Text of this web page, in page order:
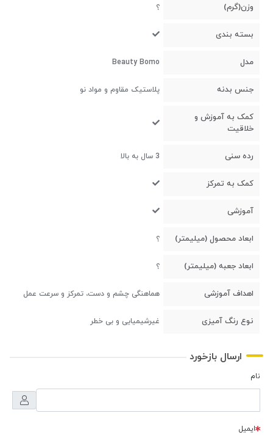
وزن(گرم) ؟
بسته بندی
مدل Beauty Bomo
جنس بدنه پلاستیک مقاوم و مواد نو
کمک به آموزش و
خلاقیت
رده سنی 3 سال به بالا
کمک به تمرکز
آموزشی
ابعاد محصول (میلیمتر) ؟
ابعاد جعبه (میلیمتر) ؟
اهداف آموزشی هماهنگی چشم و دست، تمرکز و سرعت عمل
نوع رنگ آمیزی غیرشیمیایی و بی خطر
ارسال بازخورد
نام
ایمیل